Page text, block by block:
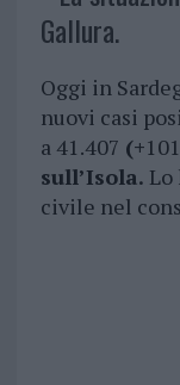
Gallura.
Oggi in
nuovi casi
a 41.407 (+101
sull’Isola. Lo
civile nel